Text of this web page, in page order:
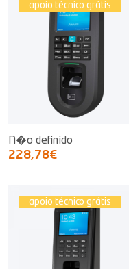
apoio técnico grátis
N�o definido
228,78€
apoio técnico grátis